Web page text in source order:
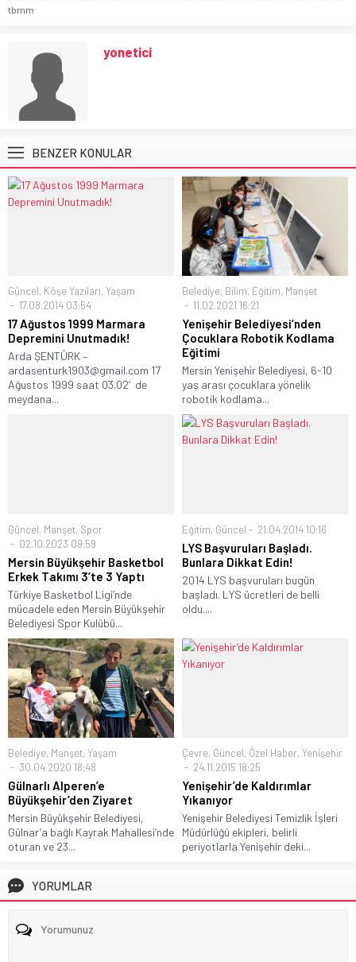
tbmm
yonetici
BENZER KONULAR
Güncel, Köşe Yazıları, Yaşam
17.08.2014 03:54
17 Ağustos 1999 Marmara
Depremini Unutmadık!
Arda ŞENTÜRK –
ardasenturk1903@gmail.com 17
Ağustos 1999 saat 03.02′de
meydana...
Belediye, Bilim, Eğitim, Manşet
11.02.2021 16:21
Yenişehir Belediyesi’nden
Çocuklara Robotik Kodlama
Eğitimi
Mersin Yenişehir Belediyesi, 6-10
yaş arası çocuklara yönelik
robotik kodlama...
Güncel, Manşet, Spor
02.10.2023 09:59
Mersin Büyükşehir Basketbol
Erkek Takımı 3’te 3 Yaptı
Türkiye Basketbol Ligi’nde
mücadele eden Mersin Büyükşehir
Belediyesi Spor Kulübü...
Eğitim, Güncel 21.04.2014 10:16
LYS Başvuruları Başladı.
Bunlara Dikkat Edin!
2014 LYS başvuruları bugün
başladı. LYS ücretleri de belli
oldu....
Belediye, Manşet, Yaşam
30.04.2020 18:48
Gülnarlı Alperen’e
Büyükşehir’den Ziyaret
Mersin Büyükşehir Belediyesi,
Gülnar’a bağlı Kayrak Mahallesi’nde
oturan ve 23...
Çevre, Güncel, Özel Haber, Yenişehir
24.11.2015 18:25
Yenişehir’de Kaldırımlar
Yıkanıyor
Yenişehir Belediyesi Temizlik İşleri
Müdürlüğü ekipleri, belirli
periyotlarla Yenişehir deki...
YORUMLAR